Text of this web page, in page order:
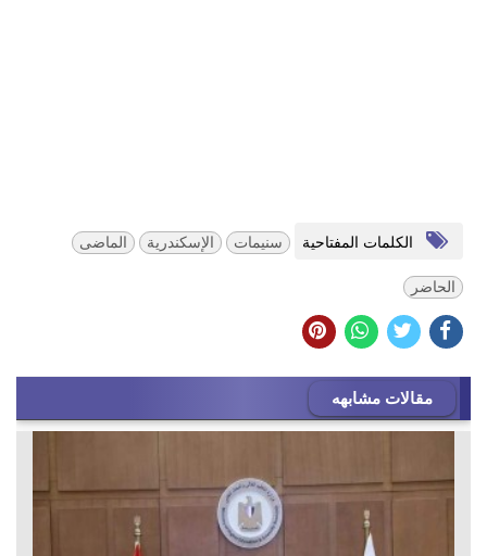
الكلمات المفتاحية سنيمات الإسكندرية الماضى
الحاضر
مقالات مشابهه